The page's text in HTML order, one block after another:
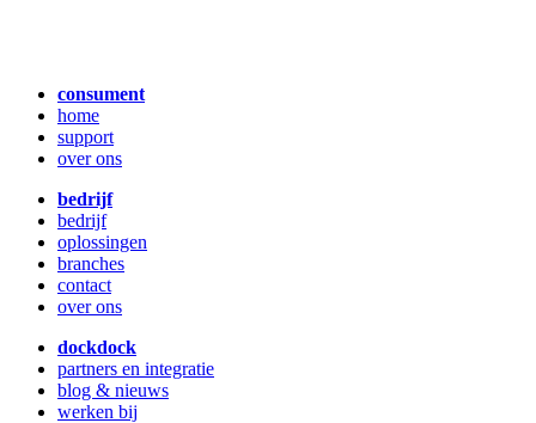
consument
home
support
over ons
bedrijf
bedrijf
oplossingen
branches
contact
over ons
dockdock
partners en integratie
blog & nieuws
werken bij